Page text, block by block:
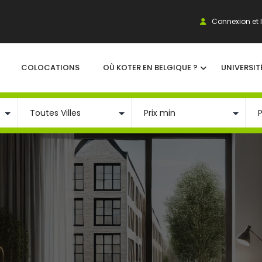
Connexion et
COLOCATIONS OÙ KOTER EN BELGIQUE ?